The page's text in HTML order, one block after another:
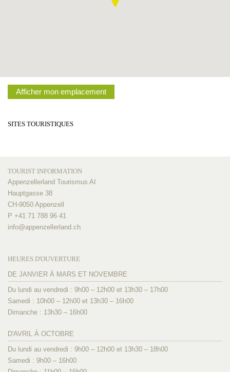
Afficher mon emplacement
SITES TOURISTIQUES
TOURIST INFORMATION
Appenzellerland Tourismus AI
Hauptgasse 38
CH-9050 Appenzell
P +41 71 788 96 41
info@appenzellerland.ch
HEURES D'OUVERTURE
DE JANVIER À MARS ET NOVEMBRE
Du lundi au vendredi : 9h00 – 12h00 et 13h30 – 17h00
Samedi : 10h00 – 12h00 et 13h30 – 16h00
Dimanche : 13h30 – 16h00
D'AVRIL À OCTOBRE
Du lundi au vendredi : 9h00 – 12h00 et 13h30 – 18h00
Samedi : 9h00 – 16h00